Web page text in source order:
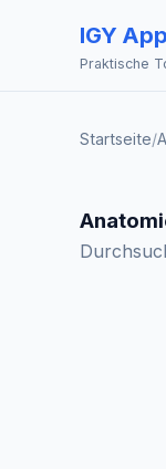
IGY
Praktische
Startseite/